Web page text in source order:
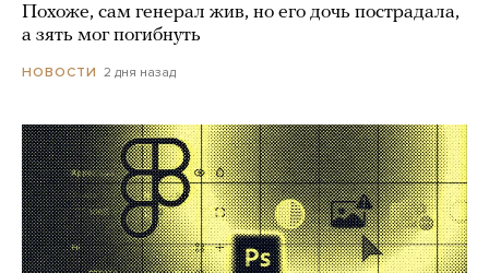
Похоже, сам генерал жив, но его дочь пострадала,
а зять мог погибнуть
НОВОСТИ 2 дня назад